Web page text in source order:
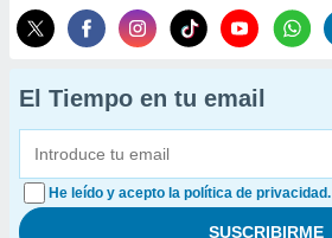
El Tiempo en tu email
He leído y acepto la política de privacidad.